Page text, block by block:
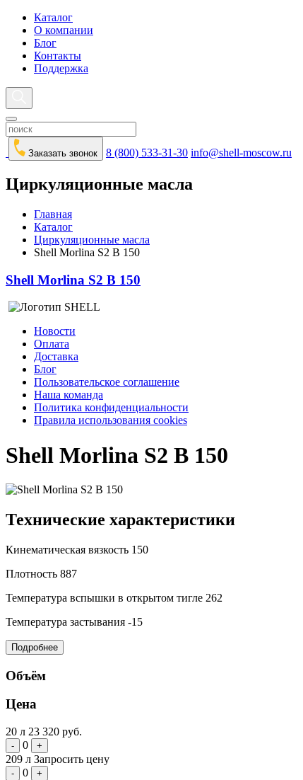
Каталог
О компании
Блог
Контакты
Поддержка
Заказать звонок 8 (800) 533-31-30 info@shell-moscow.ru
Циркуляционные масла
Главная
Каталог
Циркуляционные масла
Shell Morlina S2 B 150
Shell Morlina S2 B 150
Новости
Оплата
Доставка
Блог
Пользовательское соглашение
Наша команда
Политика конфиденциальности
Правила использования cookies
Shell Morlina S2 B 150
Технические характеристики
Кинематическая вязкость 150
Плотность 887
Температура вспышки в открытом тигле 262
Температура застывания -15
Подробнее
Объём
Цена
20 л 23 320 руб.
- 0 +
209 л Запросить цену
- 0
+